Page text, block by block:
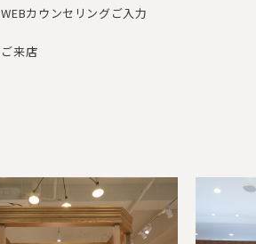
WEBカウンセリングご入力
ご来店